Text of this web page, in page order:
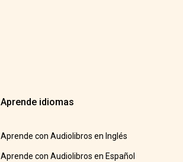
Aprende idiomas
Aprende con Audiolibros en Inglés
Aprende con Audiolibros en Español